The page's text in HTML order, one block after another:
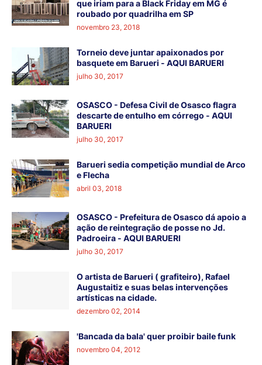
que iriam para a Black Friday em MG é
roubado por quadrilha em SP
novembro 23, 2018
Torneio deve juntar apaixonados por
basquete em Barueri - AQUI BARUERI
julho 30, 2017
OSASCO - Defesa Civil de Osasco flagra
descarte de entulho em córrego - AQUI
BARUERI
julho 30, 2017
Barueri sedia competição mundial de Arco
e Flecha
abril 03, 2018
OSASCO - Prefeitura de Osasco dá apoio a
ação de reintegração de posse no Jd.
Padroeira - AQUI BARUERI
julho 30, 2017
O artista de Barueri ( grafiteiro), Rafael
Augustaitiz e suas belas intervenções
artísticas na cidade.
dezembro 02, 2014
'Bancada da bala' quer proibir baile funk
novembro 04, 2012